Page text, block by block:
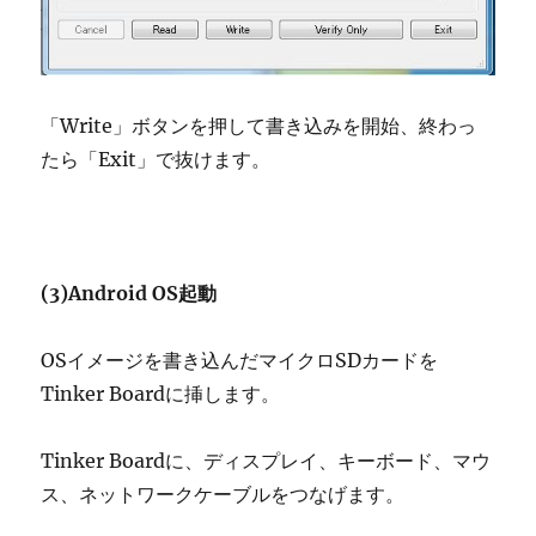
「Write」ボタンを押して書き込みを開始、終わっ
たら「Exit」で抜けます。
(3)Android OS起動
OSイメージを書き込んだマイクロSDカードを
Tinker Boardに挿します。
Tinker Boardに、ディスプレイ、キーボード、マウ
ス、ネットワークケーブルをつなげます。